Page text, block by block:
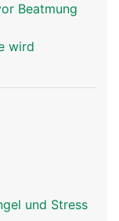
Beatmung
wird
und Stress